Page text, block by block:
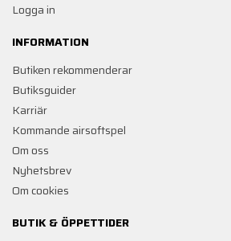
Logga in
INFORMATION
Butiken rekommenderar
Butiksguider
Karriär
Kommande airsoftspel
Om oss
Nyhetsbrev
Om cookies
BUTIK & ÖPPETTIDER